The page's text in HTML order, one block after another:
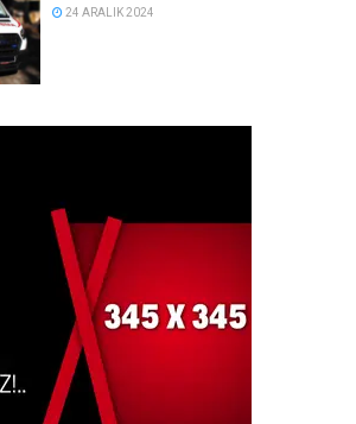
24 ARALIK 2024